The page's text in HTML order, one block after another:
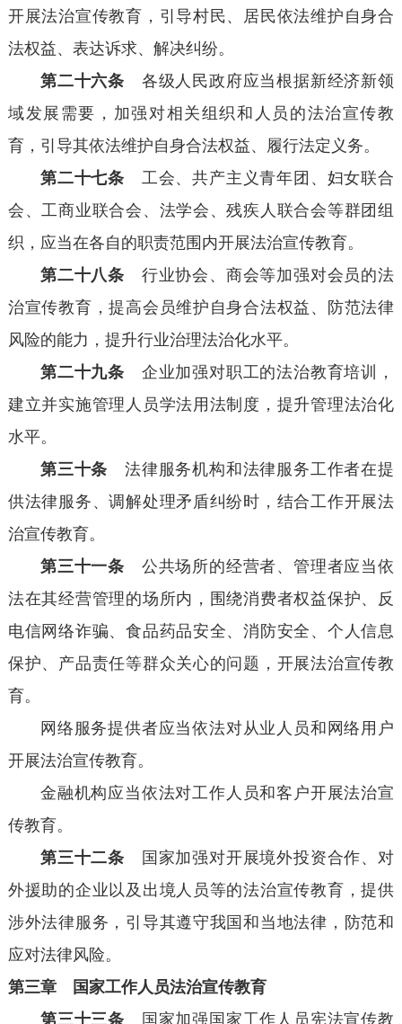
开展法治宣传教育，引导村民、居民依法维护自身合
法权益、表达诉求、解决纠纷。
第二十六条 各级人民政府应当根据新经济新领
域发展需要，加强对相关组织和人员的法治宣传教
育，引导其依法维护自身合法权益、履行法定义务。
第二十七条 工会、共产主义青年团、妇女联合
会、工商业联合会、法学会、残疾人联合会等群团组
织，应当在各自的职责范围内开展法治宣传教育。
第二十八条 行业协会、商会等加强对会员的法
治宣传教育，提高会员维护自身合法权益、防范法律
风险的能力，提升行业治理法治化水平。
第二十九条 企业加强对职工的法治教育培训，
建立并实施管理人员学法用法制度，提升管理法治化
水平。
第三十条 法律服务机构和法律服务工作者在提
供法律服务、调解处理矛盾纠纷时，结合工作开展法
治宣传教育。
第三十一条 公共场所的经营者、管理者应当依
法在其经营管理的场所内，围绕消费者权益保护、反
电信网络诈骗、食品药品安全、消防安全、个人信息
保护、产品责任等群众关心的问题，开展法治宣传教
育。
网络服务提供者应当依法对从业人员和网络用户
开展法治宣传教育。
金融机构应当依法对工作人员和客户开展法治宣
传教育。
第三十二条 国家加强对开展境外投资合作、对
外援助的企业以及出境人员等的法治宣传教育，提供
涉外法律服务，引导其遵守我国和当地法律，防范和
应对法律风险。
第三章 国家工作人员法治宣传教育
第三十三条 国家加强国家工作人员宪法宣传教